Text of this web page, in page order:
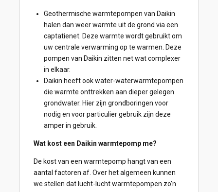
Geothermische warmtepompen van Daikin
halen dan weer warmte uit de grond via een
captatienet. Deze warmte wordt gebruikt om
uw centrale verwarming op te warmen. Deze
pompen van Daikin zitten net wat complexer
in elkaar.
Daikin heeft ook water-waterwarmtepompen
die warmte onttrekken aan dieper gelegen
grondwater. Hier zijn grondboringen voor
nodig en voor particulier gebruik zijn deze
amper in gebruik.
Wat kost een Daikin warmtepomp me?
De kost van een warmtepomp hangt van een
aantal factoren af. Over het algemeen kunnen
we stellen dat lucht-lucht warmtepompen zo’n